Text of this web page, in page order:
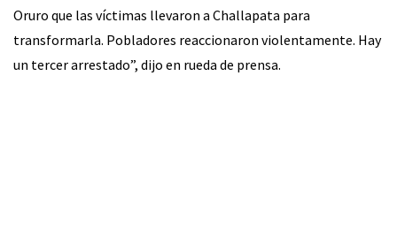
Oruro que las víctimas llevaron a Challapata para
transformarla. Pobladores reaccionaron violentamente. Hay
un tercer arrestado”, dijo en rueda de prensa.